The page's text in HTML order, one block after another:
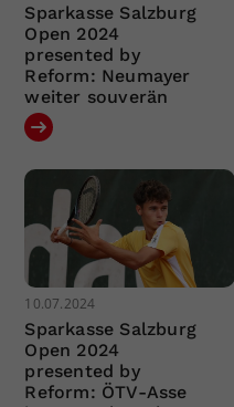
Sparkasse Salzburg
Open 2024
presented by
Reform: Neumayer
weiter souverän
10.07.2024
Sparkasse Salzburg
Open 2024
presented by
Reform: ÖTV-Asse